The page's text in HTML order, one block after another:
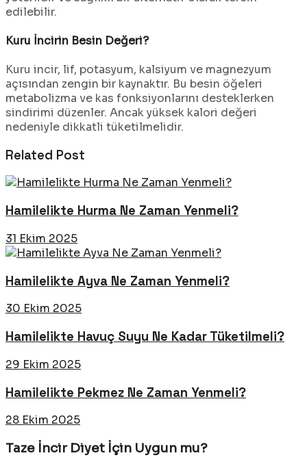
edilebilir.
Kuru İncirin Besin Değeri?
Kuru incir, lif, potasyum, kalsiyum ve magnezyum
açısından zengin bir kaynaktır. Bu besin öğeleri
metabolizma ve kas fonksiyonlarını desteklerken
sindirimi düzenler. Ancak yüksek kalori değeri
nedeniyle dikkatli tüketilmelidir.
Related Post
Hamilelikte Hurma Ne Zaman Yenmeli?
31 Ekim 2025
Hamilelikte Ayva Ne Zaman Yenmeli?
30 Ekim 2025
Hamilelikte Havuç Suyu Ne Kadar Tüketilmeli?
29 Ekim 2025
Hamilelikte Pekmez Ne Zaman Yenmeli?
28 Ekim 2025
Taze İncir Diyet İçin Uygun mu?